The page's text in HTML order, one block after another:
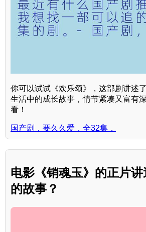
你可以试试《欢乐颂》，这部剧讲述
生活中的成长故事，情节紧凑又富有
看！
国产剧，要久久爱，全32集，
电影《销魂玉》的正片
的故事？